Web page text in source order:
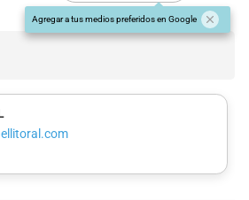
Agregar a tus medios preferidos en Google